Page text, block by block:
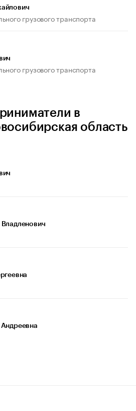
грузового транспорта
грузового транспорта
в
область